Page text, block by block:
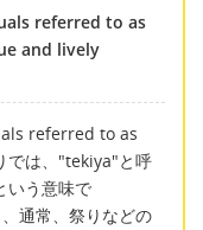
referred to as
and lively
referred to as
では、"tekiya"と呼
いう意味で
通常、祭りなどの